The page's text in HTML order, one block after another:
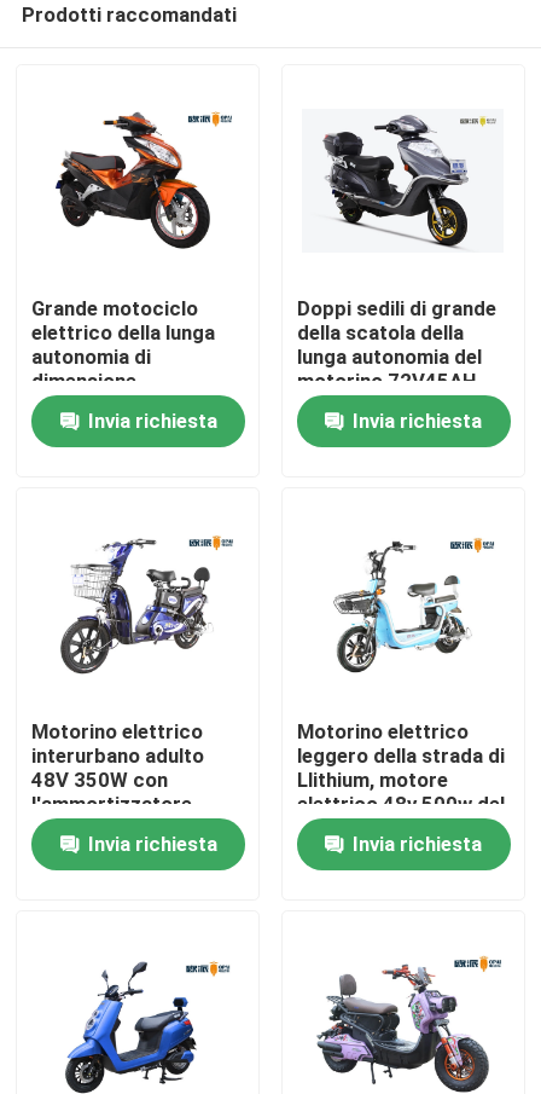
Casa
Circa noi
Giro della fabbrica
Contattici
Richieda una citazione
Motorino di motore elettrico
Motorino elettrico di mobilità
Prodotti raccomandati
Grande motociclo
elettrico della lunga
autonomia di
dimensione
Invia richiesta
Doppi sedili di grande
della scatola della
lunga autonomia del
motorino 72V45AH
dimensione elettrica
posteriore della
batteria al piombo
Invia richiesta
Motorino elettrico
interurbano adulto
48V 350W con
l'ammortizzatore
Invia richiesta
Motorino elettrico
leggero della strada di
Llithium, motore
elettrico 48v 500w del
motorino di ego
Invia richiesta